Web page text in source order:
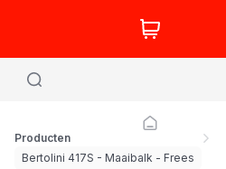
Producten
Bertolini 417S - Maaibalk - Frees